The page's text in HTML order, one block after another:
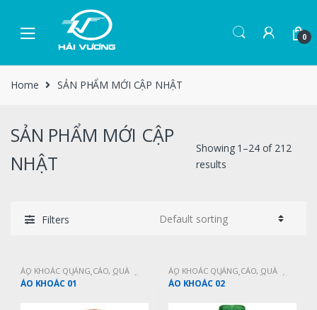
0
Home SẢN PHẨM MỚI CẬP NHẬT
SẢN PHẨM MỚI CẬP
NHẬT
Showing 1–24 of 212
results
Filters
ÁO KHOÁC QUẢNG CÁO, QUÀ
TẶNG MAY MẶC SẢN PHẨM MỚI
CẬP NHẬT
ÁO KHOÁC 01
ÁO KHOÁC QUẢNG CÁO, QUÀ
TẶNG MAY MẶC SẢN PHẨM MỚI
CẬP NHẬT
ÁO KHOÁC 02